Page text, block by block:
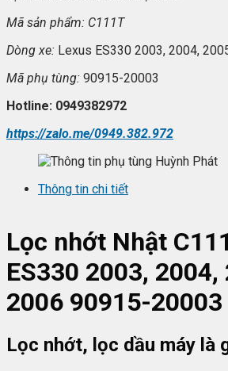
Mã sản phẩm: C111T
Dòng xe: Lexus ES330 2003, 2004,
Mã phụ tùng: 90915-20003
Hotline: 0949382972
https://zalo.me/0949.382.972
Thông tin chi tiết
Lọc nhớt Nhật
ES330 2003, 2004,
2006 90915-20003
Lọc nhớt, lọc dầu máy là